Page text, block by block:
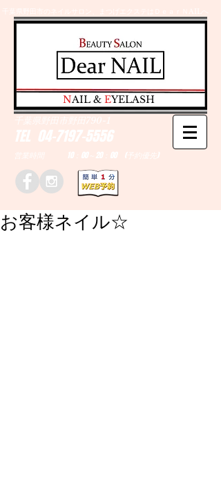
千葉県野田市のネイルサロン、まつげエクステはＤｅａｒＮAILへ
TEL 04-7197-5556
営業時間 10：00～20：00 (予約優先)
千葉県野田市野田790-1
​NAIL & EYELASH
お客様ネイル☆